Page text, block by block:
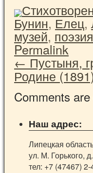
Бунин,Елец,
музей, поэзия
Permalink
←Пустыня,
Родине
Comments
Наш адрес:
Липецкая
ул. М. Горького,
тел: +7 (47467)